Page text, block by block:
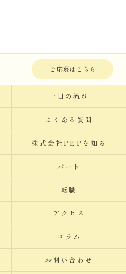
ご応募はこちら
一日の流れ
よくある質問
株式会社PEPを知る
パート
転職
アクセス
コラム
お問い合わせ